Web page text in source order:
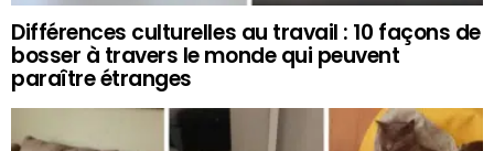
Différences culturelles au travail : 10 façons de
bosser à travers le monde qui peuvent
paraître étranges